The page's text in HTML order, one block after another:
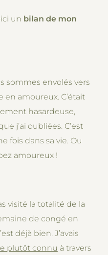
un bilan de mon
sommes envolés vers
amoureux. C’était
hasardeuse,
j’ai oubliées. C’est
fois dans sa vie. Ou
amoureux !
visité la totalité de la
de congé en
déjà bien. J’avais
plutôt connu à travers